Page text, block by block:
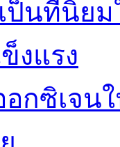
ป็นที่นิยม
งแรง
อกซิเจ